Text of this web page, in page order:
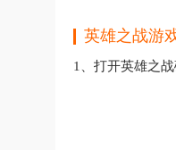
英雄之战游
1、打开英雄之